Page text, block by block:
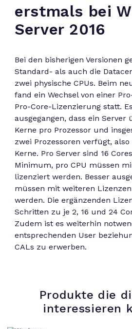
erstmals bei
Server 2016
Bei den bisherigen Versionen
Standard- als auch die
zwei physische CPUs. Beim
fand ein Wechsel von einer
Pro-Core-Lizenzierung statt.
ausgegangen, dass ein Server
Kerne pro Prozessor und
zwei Prozessoren verfügt, also
Kerne. Pro Server sind 16
Minimum, pro CPU müssen
lizenziert werden. Besser
müssen mit weiteren
werden. Die ergänzenden
Schritten zu je 2, 16 und 24
Zudem ist es weiterhin
entsprechenden User
CALs zu erwerben.
Produkte die
interessieren